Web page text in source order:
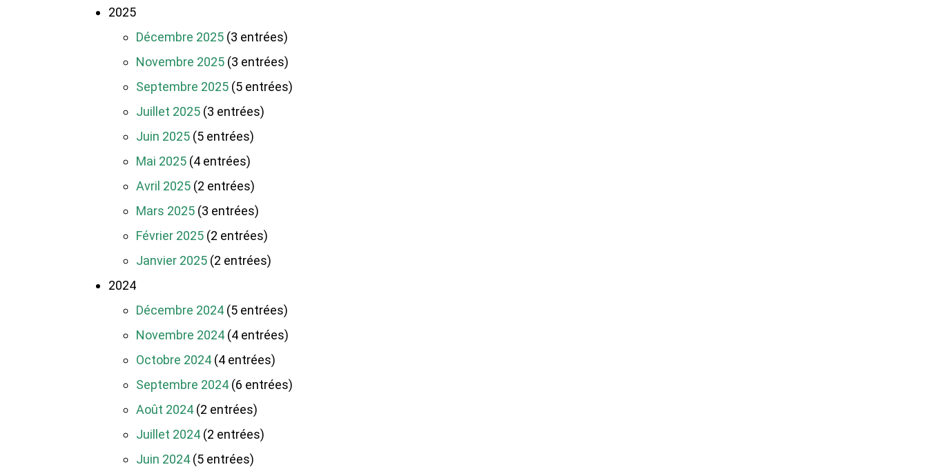
2025
Décembre 2025 (3 entrées)
Novembre 2025 (3 entrées)
Septembre 2025 (5 entrées)
Juillet 2025 (3 entrées)
Juin 2025 (5 entrées)
Mai 2025 (4 entrées)
Avril 2025 (2 entrées)
Mars 2025 (3 entrées)
Février 2025 (2 entrées)
Janvier 2025 (2 entrées)
2024
Décembre 2024 (5 entrées)
Novembre 2024 (4 entrées)
Octobre 2024 (4 entrées)
Septembre 2024 (6 entrées)
Août 2024 (2 entrées)
Juillet 2024 (2 entrées)
Juin 2024 (5 entrées)